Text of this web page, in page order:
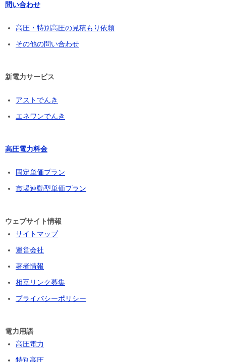
問い合わせ
高圧・特別高圧の見積もり依頼
その他の問い合わせ
新電力サービス
アストでんき
エネワンでんき
高圧電力料金
固定単価プラン
市場連動型単価プラン
ウェブサイト情報
サイトマップ
運営会社
著者情報
相互リンク募集
プライバシーポリシー
電力用語
高圧電力
特別高圧